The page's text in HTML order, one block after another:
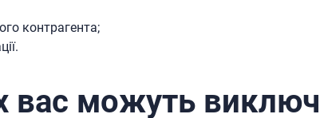
контрагента;
вас можуть